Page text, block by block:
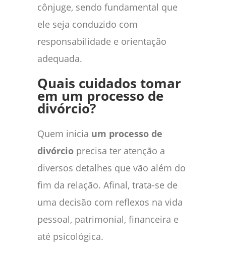
cônjuge, sendo fundamental que
ele seja conduzido com
responsabilidade e orientação
adequada.
Quais cuidados tomar
em um processo de
divórcio?
Quem inicia um processo de
divórcio precisa ter atenção a
diversos detalhes que vão além do
fim da relação. Afinal, trata-se de
uma decisão com reflexos na vida
pessoal, patrimonial, financeira e
até psicológica.